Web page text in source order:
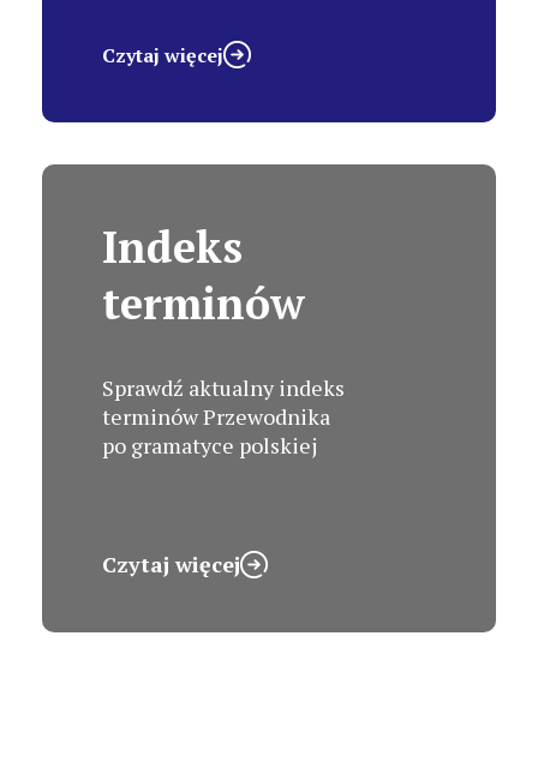
Czytaj więcej
Indeks
terminów
Sprawdź aktualny indeks
terminów Przewodnika
po gramatyce polskiej
Czytaj więcej